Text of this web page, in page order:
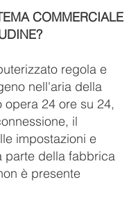
COMMERCIALE
regola e
nell'aria della
opera 24 ore su 24,
il
impostazioni e
parte della fabbrica
è presente